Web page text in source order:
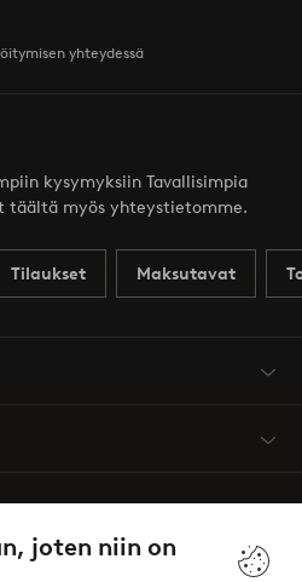
joten niin on
yhteydessä
kysymyksiin Tavallisimpia
täältä myös yhteystietomme.
Tilaukset Maksutavat